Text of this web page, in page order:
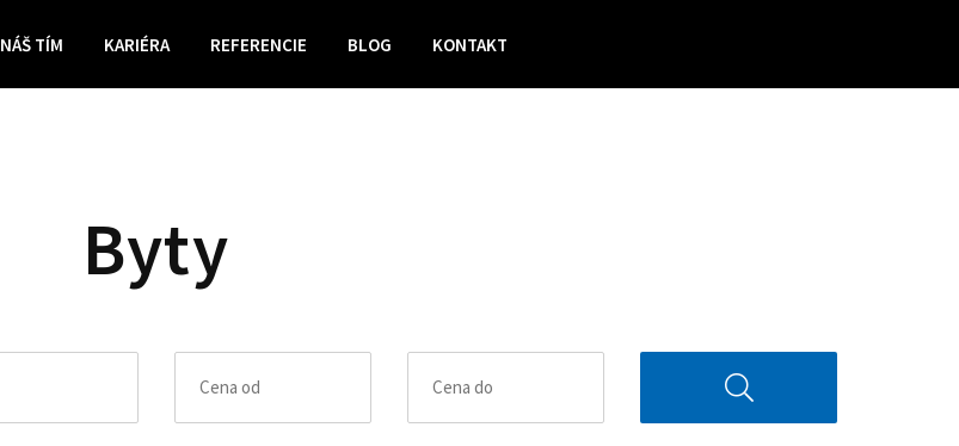
NÁŠ TÍM KARIÉRA REFERENCIE BLOG KONTAKT
Byty